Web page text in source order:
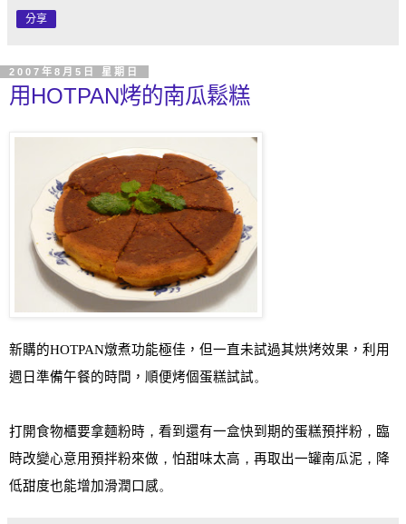
分享
2007年8月5日 星期日
用HOTPAN烤的南瓜鬆糕
新購的HOTPAN燉煮功能極佳 ，但一直未試過其烘烤效果，利用
週日準備午餐的時間，順便烤個蛋糕試試。
打開食物櫃要拿麵粉時 ， 看到還有一盒快到期的蛋糕預拌粉 ， 臨
時改變心意用預拌粉來做 ， 怕甜味太高 ， 再取出一罐南瓜泥 ， 降
低甜度也能增加滑潤口感。